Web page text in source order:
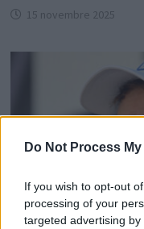
Do Not Process
If you wish to opt-out
processing of your
targeted advertising
15 novembre 2025